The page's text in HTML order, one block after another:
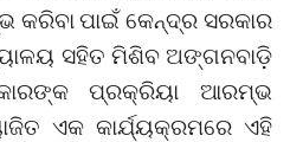
ପାଇଁ କେନ୍ଦ୍ର ସରକାର
ସହିତ ମିଶିବ ଅଙ୍ଗନବାଡ଼ି
ପ୍ରକ୍ରିୟା ଆରମ୍ଭ
ଏକ କାର୍ଯ୍ୟକ୍ରମରେ ଏହି